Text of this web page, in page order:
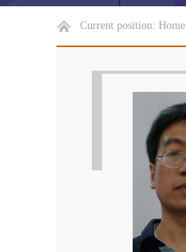
Current position: Home